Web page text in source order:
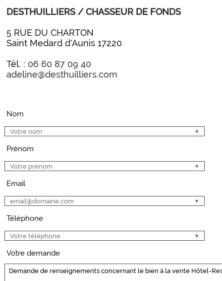
DESTHUILLIERS / CHASSEUR DE FONDS
5 RUE DU CHARTON
Saint Medard d'Aunis 17220
Tél. : 06 60 87 09 40
adeline@desthuilliers.com
Nom
Prénom
Email
Téléphone
Votre demande